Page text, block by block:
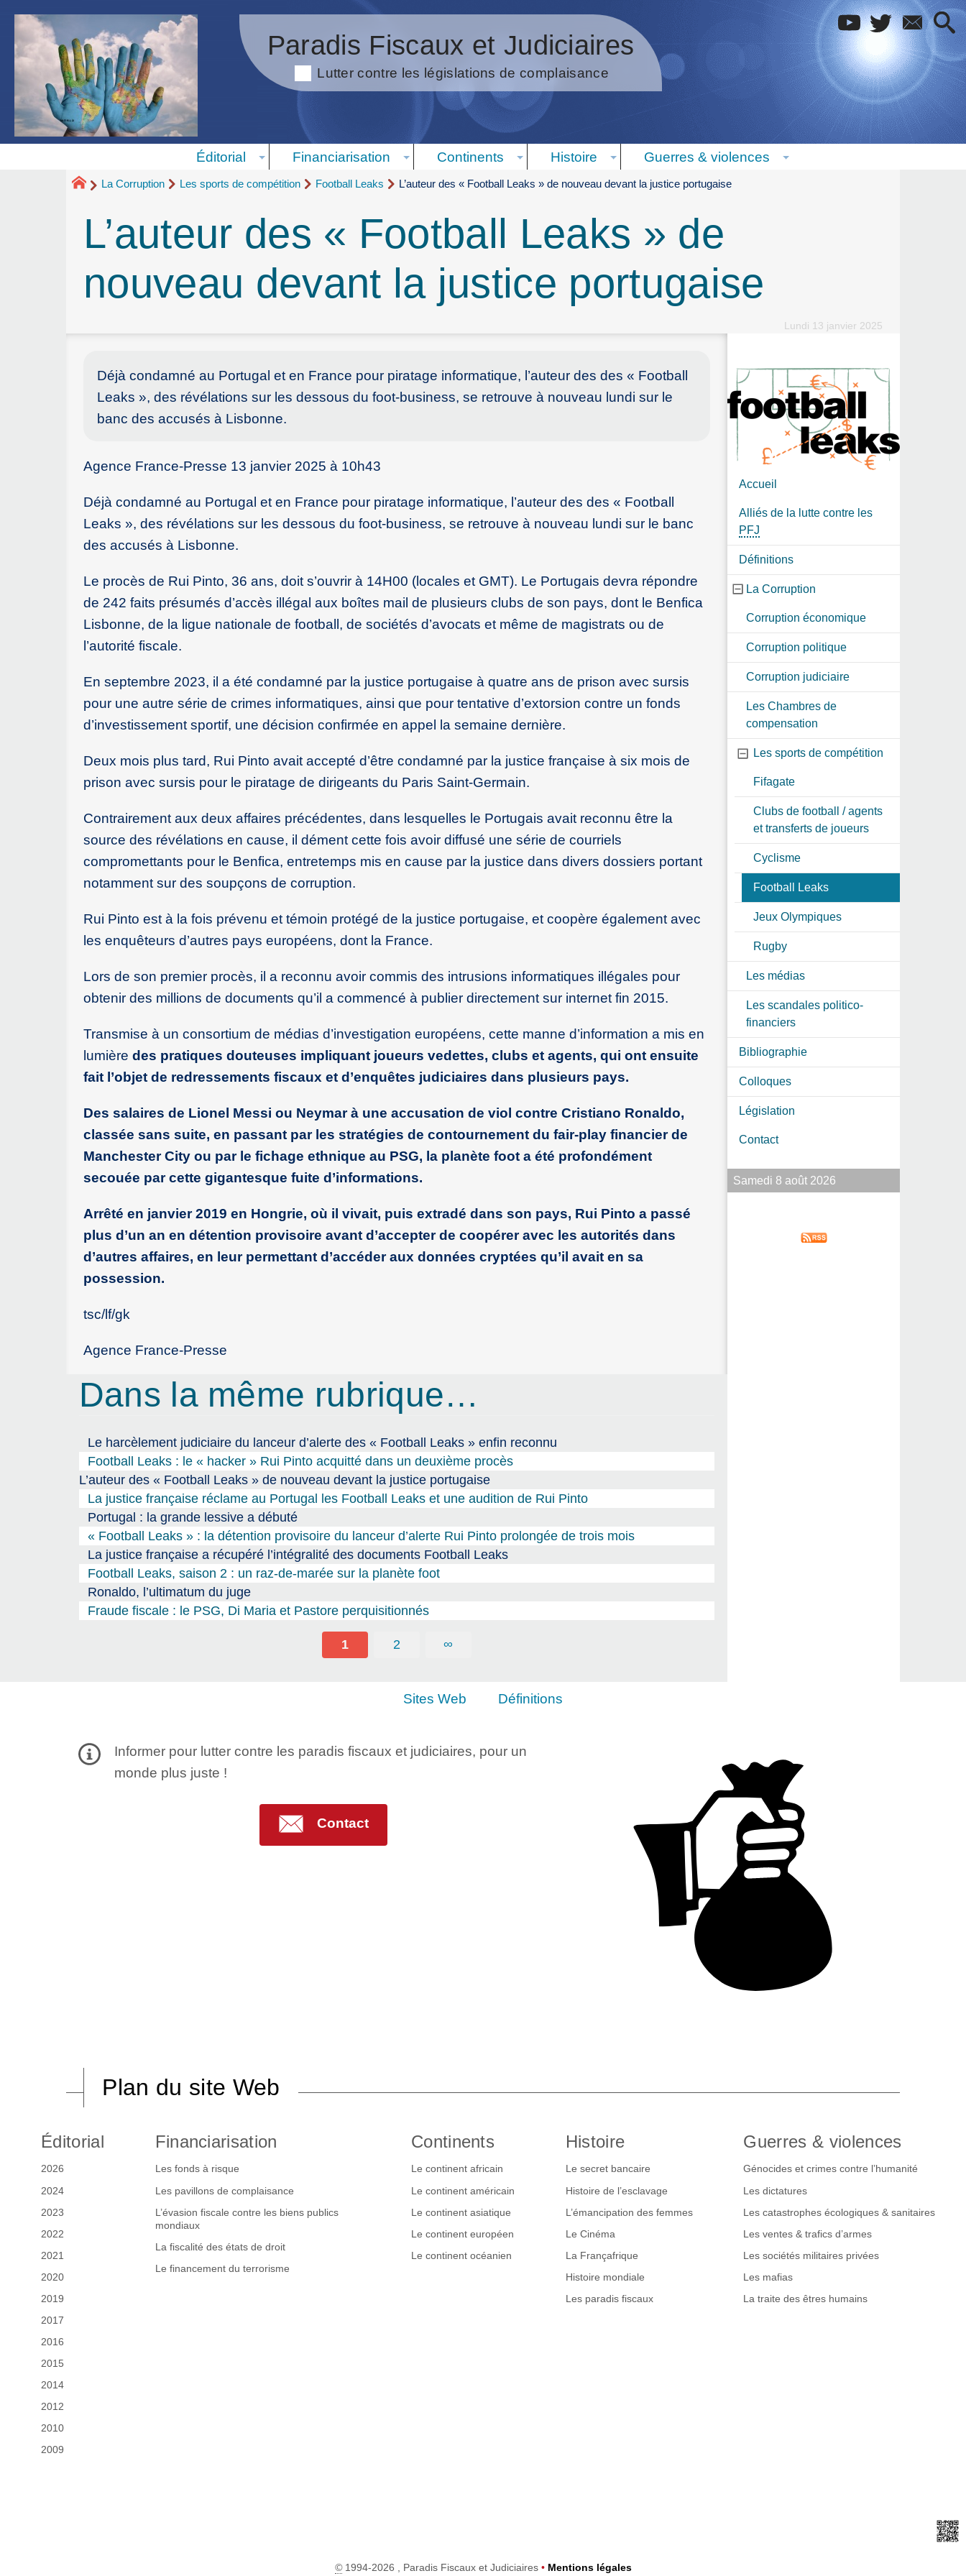
Paradis Fiscaux et Judiciaires
Lutter contre les législations de complaisance
Éditorial Financiarisation Continents Histoire Guerres & violences
La Corruption Les sports de compétition Football Leaks L’auteur des « Football Leaks » de nouveau devant la justice portugaise
L’auteur des « Football Leaks » de
nouveau devant la justice portugaise
Lundi 13 janvier 2025
Déjà condamné au Portugal et en France pour piratage informatique, l’auteur des des « Football
Leaks », des révélations sur les dessous du foot-business, se retrouve à nouveau lundi sur le
banc des accusés à Lisbonne.
Agence France-Presse 13 janvier 2025 à 10h43
Déjà condamné au Portugal et en France pour piratage informatique, l’auteur des des « Football
Leaks », des révélations sur les dessous du foot-business, se retrouve à nouveau lundi sur le banc
des accusés à Lisbonne.
Le procès de Rui Pinto, 36 ans, doit s’ouvrir à 14H00 (locales et GMT). Le Portugais devra répondre
de 242 faits présumés d’accès illégal aux boîtes mail de plusieurs clubs de son pays, dont le Benfica
Lisbonne, de la ligue nationale de football, de sociétés d’avocats et même de magistrats ou de
l’autorité fiscale.
En septembre 2023, il a été condamné par la justice portugaise à quatre ans de prison avec sursis
pour une autre série de crimes informatiques, ainsi que pour tentative d’extorsion contre un fonds
d’investissement sportif, une décision confirmée en appel la semaine dernière.
Deux mois plus tard, Rui Pinto avait accepté d’être condamné par la justice française à six mois de
prison avec sursis pour le piratage de dirigeants du Paris Saint-Germain.
Contrairement aux deux affaires précédentes, dans lesquelles le Portugais avait reconnu être la
source des révélations en cause, il dément cette fois avoir diffusé une série de courriels
compromettants pour le Benfica, entretemps mis en cause par la justice dans divers dossiers portant
notamment sur des soupçons de corruption.
Rui Pinto est à la fois prévenu et témoin protégé de la justice portugaise, et coopère également avec
les enquêteurs d’autres pays européens, dont la France.
Lors de son premier procès, il a reconnu avoir commis des intrusions informatiques illégales pour
obtenir des millions de documents qu’il a commencé à publier directement sur internet fin 2015.
Transmise à un consortium de médias d’investigation européens, cette manne d’information a mis en
lumière des pratiques douteuses impliquant joueurs vedettes, clubs et agents, qui ont ensuite
fait l’objet de redressements fiscaux et d’enquêtes judiciaires dans plusieurs pays.
Des salaires de Lionel Messi ou Neymar à une accusation de viol contre Cristiano Ronaldo,
classée sans suite, en passant par les stratégies de contournement du fair-play financier de
Manchester City ou par le fichage ethnique au PSG, la planète foot a été profondément
secouée par cette gigantesque fuite d’informations.
Arrêté en janvier 2019 en Hongrie, où il vivait, puis extradé dans son pays, Rui Pinto a passé
plus d’un an en détention provisoire avant d’accepter de coopérer avec les autorités dans
d’autres affaires, en leur permettant d’accéder aux données cryptées qu’il avait en sa
possession.
tsc/lf/gk
Agence France-Presse
Dans la même rubrique…
Le harcèlement judiciaire du lanceur d’alerte des « Football Leaks » enfin reconnu
Football Leaks : le « hacker » Rui Pinto acquitté dans un deuxième procès
L’auteur des « Football Leaks » de nouveau devant la justice portugaise
La justice française réclame au Portugal les Football Leaks et une audition de Rui Pinto
Portugal : la grande lessive a débuté
« Football Leaks » : la détention provisoire du lanceur d’alerte Rui Pinto prolongée de trois mois
La justice française a récupéré l’intégralité des documents Football Leaks
Football Leaks, saison 2 : un raz-de-marée sur la planète foot
Ronaldo, l’ultimatum du juge
Fraude fiscale : le PSG, Di Maria et Pastore perquisitionnés
1 2 ∞
Accueil
Alliés de la lutte contre les
PFJ
Définitions
La Corruption
Corruption économique
Corruption politique
Corruption judiciaire
Les Chambres de
compensation
Les sports de compétition
Fifagate
Clubs de football / agents
et transferts de joueurs
Cyclisme
Football Leaks
Jeux Olympiques
Rugby
Les médias
Les scandales politico-
financiers
Bibliographie
Colloques
Législation
Contact
Samedi 8 août 2026
Sites Web Définitions
Informer pour lutter contre les paradis fiscaux et judiciaires, pour un
monde plus juste !
Contact
Plan du site Web
Éditorial
2026
2024
2023
2022
2021
2020
2019
2017
2016
2015
2014
2012
2010
2009
Financiarisation
Les fonds à risque
Les pavillons de complaisance
L’évasion fiscale contre les biens publics
mondiaux
La fiscalité des états de droit
Le financement du terrorisme
Continents
Le continent africain
Le continent américain
Le continent asiatique
Le continent européen
Le continent océanien
Histoire
Le secret bancaire
Histoire de l’esclavage
L’émancipation des femmes
Le Cinéma
La Françafrique
Histoire mondiale
Les paradis fiscaux
Guerres & violences
Génocides et crimes contre l’humanité
Les dictatures
Les catastrophes écologiques & sanitaires
Les ventes & trafics d’armes
Les sociétés militaires privées
Les mafias
La traite des êtres humains
©1994-2026 , Paradis Fiscaux et Judiciaires • Mentions légales